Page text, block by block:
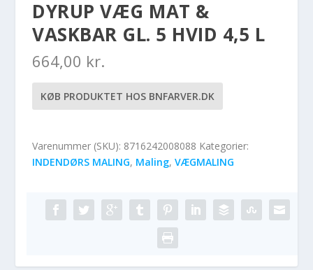
DYRUP VÆG MAT &
VASKBAR GL. 5 HVID 4,5 L
664,00 kr.
KØB PRODUKTET HOS BNFARVER.DK
Varenummer (SKU): 8716242008088 Kategorier:
INDENDØRS MALING, Maling,VÆGMALING